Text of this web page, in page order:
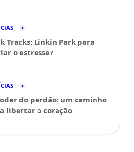
Tracks: Linkin Park para
o estresse?
do perdão: um caminho
libertar o coração